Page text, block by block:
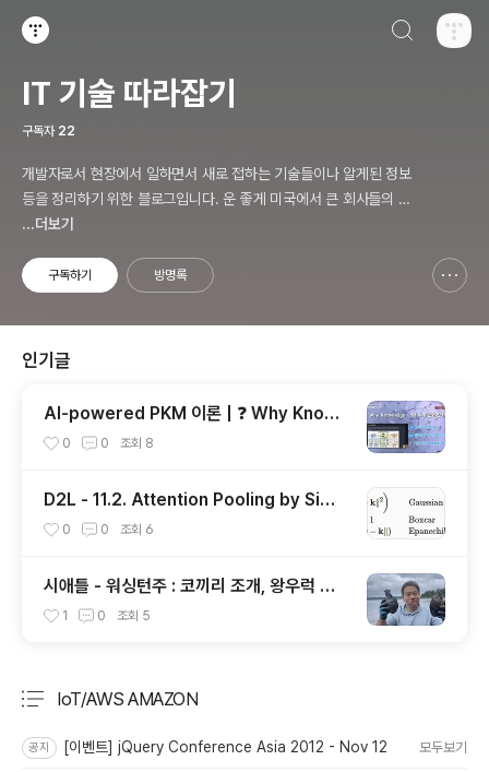
IT 기술 따라잡기
구독자 22
개발자로서 현장에서 일하면서 새로 접하는 기술들이나 알게된 정보
등을 정리하기 위한 블로그입니다. 운 좋게 미국에서 큰 회사들의 프
로젝트에서 컬설턴트로 일하고 있어서 새로운 기술들을 접할 기회가
분들과 정보를 공유하고 싶습니다.
...더보기
구독하기 방명록
인기글
AI-powered PKM 이론 | ❓ Why Knowl
edge – 왜 지식 관리인가?, 🔄 지식 관리 사
0 0 조회 8
D2L - 11.2. Attention Pooling by Simil
arity
0 0 조회 6
시애틀 - 워싱턴주 : 코끼리 조개, 왕우럭 조
개, 굴, 홍합이 널려 있는 집 근처 해변.
1 0 조회 5
IoT/AWS AMAZON
공지 [이벤트] jQuery Conference Asia 2012 - Nov 12 모두보기